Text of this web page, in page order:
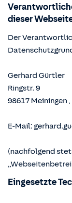
dieser
Der
Gerhard Gürtler
Ringstr. 9
98617 Meiningen ,
E-Mail:
(nachfolgend
Eingesetzte